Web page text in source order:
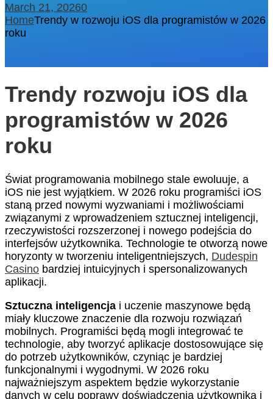
March 21, 20260
HomeTrendy w rozwoju iOS dla programistów w 2026
roku
Trendy rozwoju iOS dla
programistów w 2026
roku
Świat programowania mobilnego stale ewoluuje, a
iOS nie jest wyjątkiem. W 2026 roku programiści iOS
staną przed nowymi wyzwaniami i możliwościami
związanymi z wprowadzeniem sztucznej inteligencji,
rzeczywistości rozszerzonej i nowego podejścia do
interfejsów użytkownika. Technologie te otworzą nowe
horyzonty w tworzeniu inteligentniejszych, Dudespin
Casino bardziej intuicyjnych i spersonalizowanych
aplikacji.
Sztuczna inteligencja i uczenie maszynowe będą
miały kluczowe znaczenie dla rozwoju rozwiązań
mobilnych. Programiści będą mogli integrować te
technologie, aby tworzyć aplikacje dostosowujące się
do potrzeb użytkowników, czyniąc je bardziej
funkcjonalnymi i wygodnymi. W 2026 roku
najważniejszym aspektem będzie wykorzystanie
danych w celu poprawy doświadczenia użytkownika i